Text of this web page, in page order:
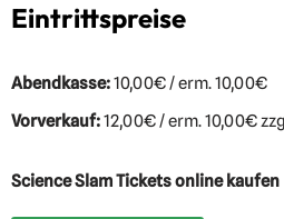
Eintrittspreise
Abendkasse:10,00€ / erm. 10,00€
Vorverkauf:12,00€ / erm. 10,00€
Science Slam Tickets online kaufen